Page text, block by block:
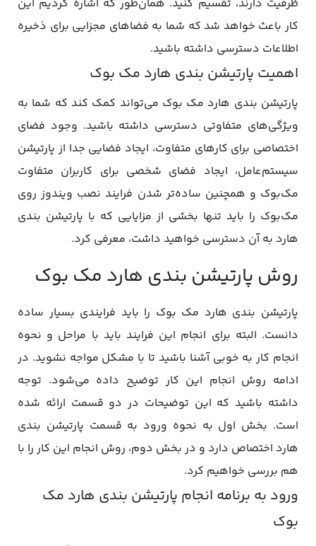
ظرفیت دارند، تقسیم کنید. همان‌طور که اشاره کردیم این
کار باعث خواهد شد که شما به فضاهای مجزایی برای ذخیره
اطلاعات دسترسی داشته باشید.
اهمیت پارتیشن بندی هارد مک بوک
پارتیشن بندی هارد مک بوک می‌تواند کمک کند که شما به
ویژگی‌های متفاوتی دسترسی داشته باشید. وجود فضای
اختصاصی برای کارهای متفاوت، ایجاد فضایی جدا از پارتیشن
سیستم‌عامل، ایجاد فضای شخصی برای کاربران متفاوت
مک‌بوک و همچنین ساده‌تر شدن فرایند نصب ویندوز روی
مک‌بوک را باید تنها بخشی از مزایایی که با پارتیشن بندی
هارد به آن دسترسی خواهید داشت، معرفی کرد.
روش پارتیشن بندی هارد مک بوک
پارتیشن بندی هارد مک بوک را باید فرایندی بسیار ساده
دانست. البته برای انجام این فرایند باید با مراحل و نحوه
انجام کار به خوبی آشنا باشید تا با مشکل مواجه نشوید. در
ادامه روش انجام این کار توضیح داده می‌شود. توجه
داشته باشید که این توضیحات در دو قسمت ارائه شده
است. بخش اول به نحوه ورود به قسمت پارتیشن بندی
هارد اختصاص دارد و در بخش دوم، روش انجام این کار را با
هم بررسی خواهیم کرد.
ورود به برنامه انجام پارتیشن بندی هارد مک
بوک